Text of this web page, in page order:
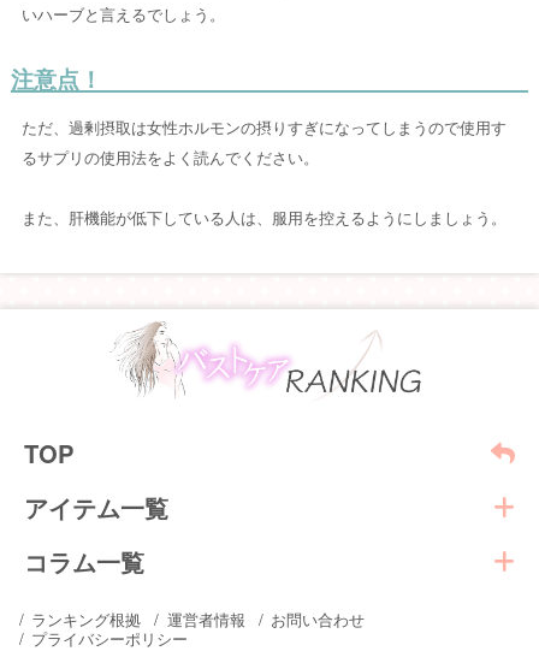
いハーブと言えるでしょう。
注意点！
ただ、過剰摂取は女性ホルモンの摂りすぎになってしまうので使用す
るサプリの使用法をよく読んでください。
また、肝機能が低下している人は、服用を控えるようにしましょう。
TOP
アイテム一覧
コラム一覧
ランキング根拠 運営者情報
お問い合わせ
プライバシーポリシー